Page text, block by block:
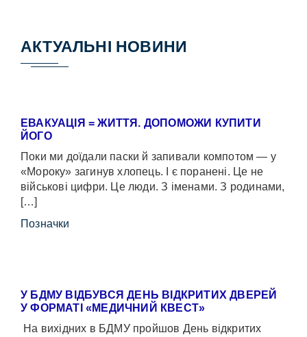
АКТУАЛЬНІ НОВИНИ
ЕВАКУАЦІЯ = ЖИТТЯ. ДОПОМОЖИ КУПИТИ
ЙОГО
Поки ми доїдали паски й запивали компотом — у
«Мороку» загинув хлопець. І є поранені. Це не
військові цифри. Це люди. З іменами. З родинами,
[…]
Позначки
У БДМУ ВІДБУВСЯ ДЕНЬ ВІДКРИТИХ ДВЕРЕЙ
У ФОРМАТІ «МЕДИЧНИЙ КВЕСТ»
На вихідних в БДМУ пройшов День відкритих